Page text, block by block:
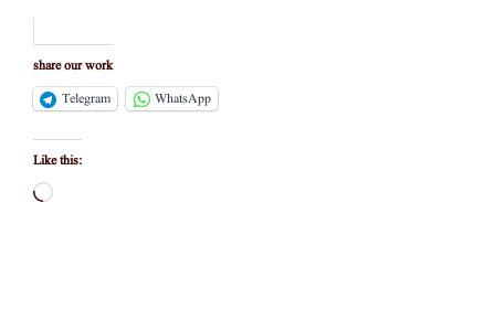
share our work
Telegram
WhatsApp
Like this:
Loading…